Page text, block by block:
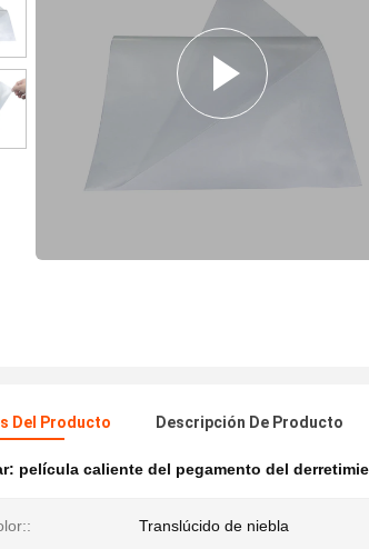
Del Producto Descripción De Producto
película caliente del pegamento del
Translúcido de niebla